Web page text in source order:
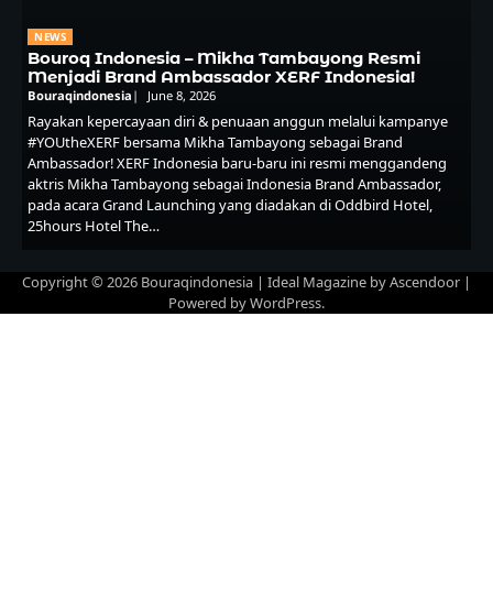
NEWS
Bouroq Indonesia – Mikha Tambayong Resmi
Menjadi Brand Ambassador XERF Indonesia!
Bouraqindonesia June 8, 2026
Rayakan kepercayaan diri & penuaan anggun melalui kampanye
#YOUtheXERF bersama Mikha Tambayong sebagai Brand
Ambassador! XERF Indonesia baru-baru ini resmi menggandeng
aktris Mikha Tambayong sebagai Indonesia Brand Ambassador,
pada acara Grand Launching yang diadakan di Oddbird Hotel,
25hours Hotel The…
Copyright © 2026 Bouraqindonesia | Ideal Magazine byAscendoor |
Powered byWordPress.